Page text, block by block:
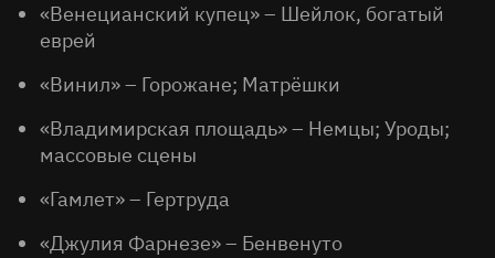
«Венецианский купец» – Шейлок, богатый
еврей
«Винил» – Горожане; Матрёшки
«Владимирская площадь» – Немцы; Уроды;
массовые сцены
«Гамлет» – Гертруда
«Джулия Фарнезе» – Бенвенуто